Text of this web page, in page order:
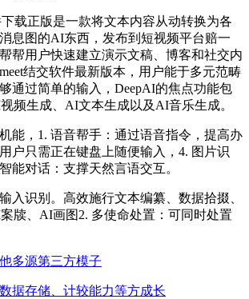
正版是一款将文本内容从动转换为各
息图的AI东西，发布到短视频平台赔一
帮用户快速建立演示文稿、博客和社交内
结交软件最新版本，用户能于多元范畴
通过简单的输入，DeepAI的焦点功能包
频生成、AI文本生成以及AI音乐生成。
，1. 语音帮手：通过语音指令，提高办
户只需正在键盘上随便输入，4. 图片识
能对话：支撑天然言语交互。
识别。高效施行文本编纂、数据拾掇、
牍、AI画图2. 多使命处置：可同时处置
多源第三方模子
据存储、计较能力等方成长